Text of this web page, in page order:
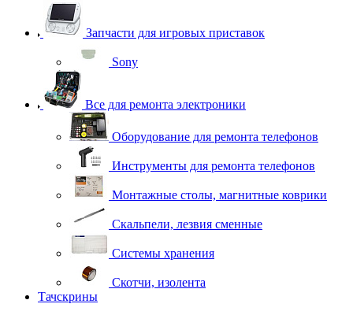
Запчасти для игровых приставок
Sony
Все для ремонта электроники
Оборудование для ремонта телефонов
Инструменты для ремонта телефонов
Монтажные столы, магнитные коврики
Скальпели, лезвия сменные
Системы хранения
Скотчи, изолента
Тачскрины